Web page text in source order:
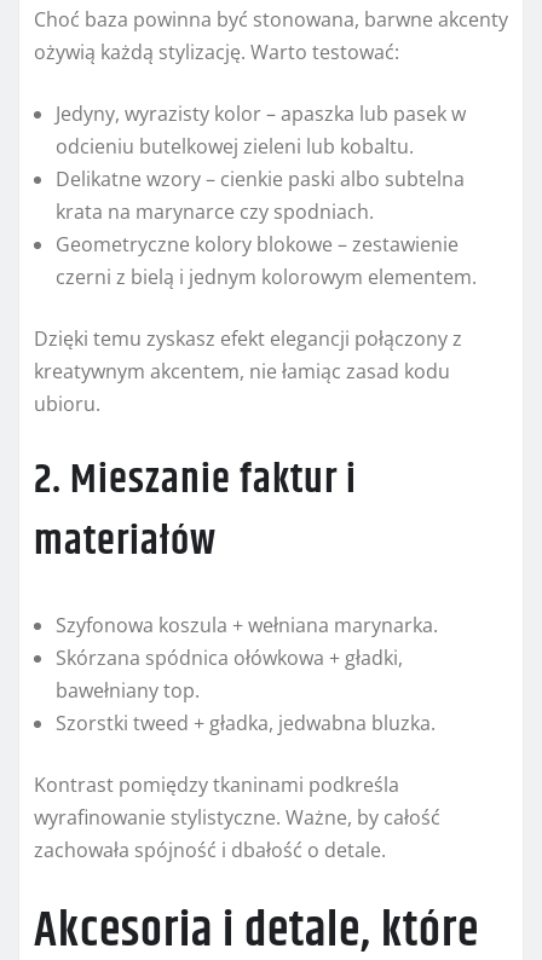
Choć baza powinna być stonowana, barwne akcenty
ożywią każdą stylizację. Warto testować:
Jedyny, wyrazisty kolor – apaszka lub pasek w
odcieniu butelkowej zieleni lub kobaltu.
Delikatne wzory – cienkie paski albo subtelna
krata na marynarce czy spodniach.
Geometryczne kolory blokowe – zestawienie
czerni z bielą i jednym kolorowym elementem.
Dzięki temu zyskasz efekt elegancji połączony z
kreatywnym akcentem, nie łamiąc zasad kodu
ubioru.
2. Mieszanie faktur i
materiałów
Szyfonowa koszula + wełniana marynarka.
Skórzana spódnica ołówkowa + gładki,
bawełniany top.
Szorstki tweed + gładka, jedwabna bluzka.
Kontrast pomiędzy tkaninami podkreśla
wyrafinowanie stylistyczne. Ważne, by całość
zachowała spójność i dbałość o detale.
Akcesoria i detale, które